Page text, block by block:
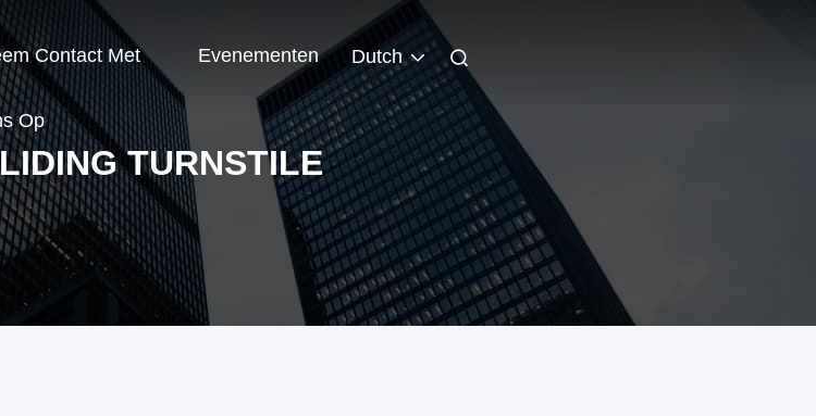
Contact Met
Op
Evenementen Dutch
TURNSTILE